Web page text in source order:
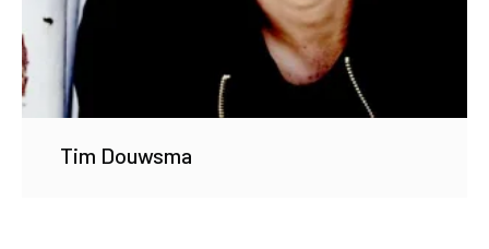
Tim Douwsma